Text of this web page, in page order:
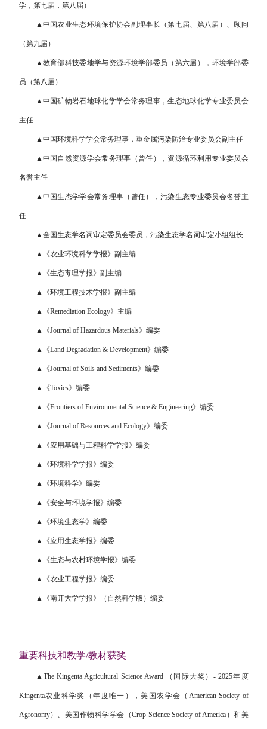
学，第七届，第八届）
▲中国农业生态环境保护协会副理事长（第七届、第八届）、顾问
（第九届）
▲教育部科技委地学与资源环境学部委员（第六届），环境学部委
员（第八届）
▲中国矿物岩石地球化学学会常务理事，生态地球化学专业委员会
主任
▲中国环境科学学会常务理事，重金属污染防治专业委员会副主任
▲中国自然资源学会常务理事（曾任），资源循环利用专业委员会
名誉主任
▲中国生态学学会常务理事（曾任），污染生态专业委员会名誉主
任
▲全国生态学名词审定委员会委员，污染生态学名词审定小组组长
▲《农业环境科学学报》副主编
▲《生态毒理学报》副主编
▲《环境工程技术学报》副主编
▲《Remediation Ecology》主编
▲《Journal of Hazardous Materials》编委
▲《Land Degradation & Development》编委
▲《Journal of Soils and Sediments》编委
▲《Toxics》编委
▲《Frontiers of Environmental Science & Engineering》编委
▲《Journal of Resources and Ecology》编委
▲《应用基础与工程科学学报》编委
▲《环境科学学报》编委
▲《环境科学》编委
▲《安全与环境学报》编委
▲《环境生态学》编委
▲《应用生态学报》编委
▲《生态与农村环境学报》编委
▲《农业工程学报》编委
▲《南开大学学报》（自然科学版）编委
重要科技和教学/教材获奖
▲The Kingenta Agricultural Science Award （国际大奖）- 2025年度
Kingenta农业科学奖（年度唯一），美国农学会（American Society of
Agronomy）、美国作物科学学会（Crop Science Society of America）和美